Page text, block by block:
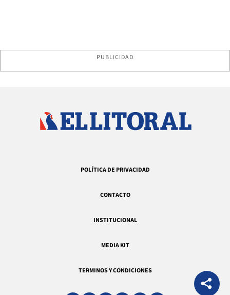
PUBLICIDAD
POLÍTICA DE PRIVACIDAD
CONTACTO
INSTITUCIONAL
MEDIA KIT
TERMINOS Y CONDICIONES